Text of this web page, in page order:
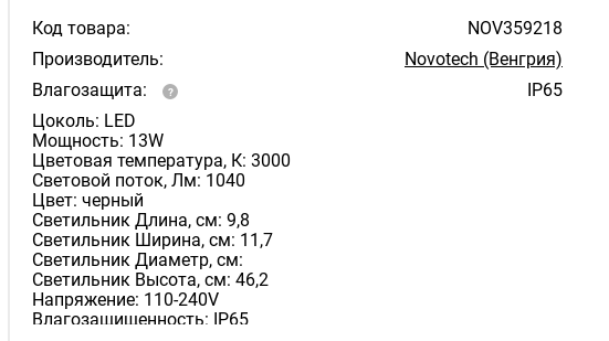
Код товара:
NOV359218
Производитель:
Novotech (Венгрия)
Влагозащита:
IP65
Цоколь: LED
Мощность: 13W
Цветовая температура, К: 3000
Световой поток, Лм: 1040
Цвет: черный
Светильник Длина, cм: 9,8
Светильник Ширина, cм: 11,7
Светильник Диаметр, cм:
Светильник Высота, cм: 46,2
Напряжение: 110-240V
Влагозащищенность: IP65